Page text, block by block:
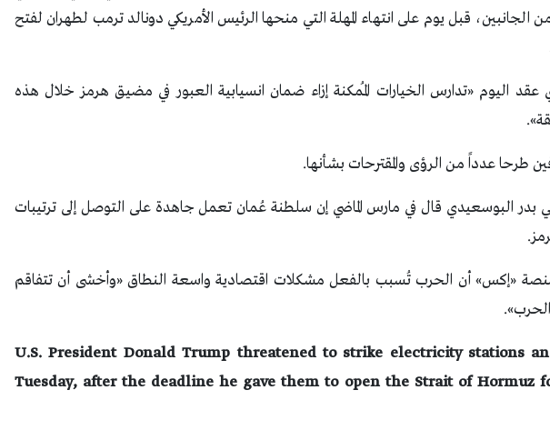
الجانبين، قبل يوم على انتهاء المهلة التي منحها الرئيس الأمريكي دونالد ترمب لطهران لفتح
اليوم «تدارس الخيارات المُمكنة إزاء ضمان انسيابية العبور في مضيق هرمز خلال هذه
طرحا عدداً من الرؤى والمقترحات بشأنها.
بدر البوسعيدي قال في مارس الماضي إن سلطنة عُمان تعمل جاهدة على التوصل إلى ترتيبات
«إكس» أن الحرب تُسبب بالفعل مشكلات اقتصادية واسعة النطاق «وأخشى أن تتفاقم
U.S. President Donald Trump threatened to strike electricity stations
Tuesday, after the deadline he gave them to open the Strait of Hormuz